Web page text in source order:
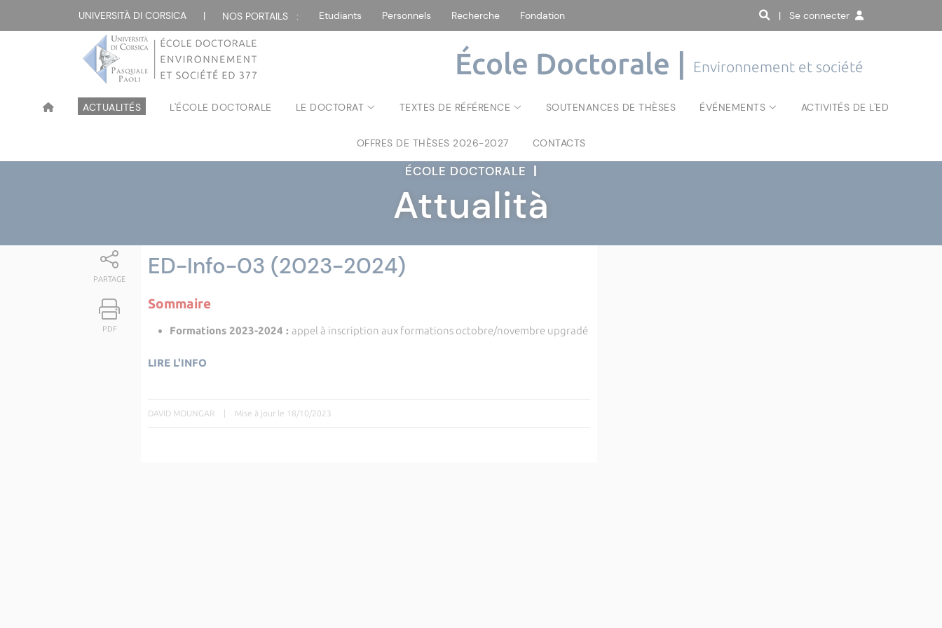
UNIVERSITÀ DI CORSICA | NOS PORTAILS : Etudiants Personnels Recherche Fondation | Se connecter
École Doctorale | Environnement et société
ACTUALITÉS L'ÉCOLE DOCTORALE LE DOCTORAT TEXTES DE RÉFÉRENCE SOUTENANCES DE THÈSES ÉVÉNEMENTS ACTIVITÉS DE L'ED
OFFRES DE THÈSES 2026-2027 CONTACTS
ÉCOLE DOCTORALE |
Attualità
PARTAGE
PDF
ED-Info-03 (2023-2024)
Sommaire
Formations 2023-2024 : appel à inscription aux formations octobre/novembre upgradé
LIRE L'INFO
DAVID MOUNGAR | Mise à jour le 18/10/2023